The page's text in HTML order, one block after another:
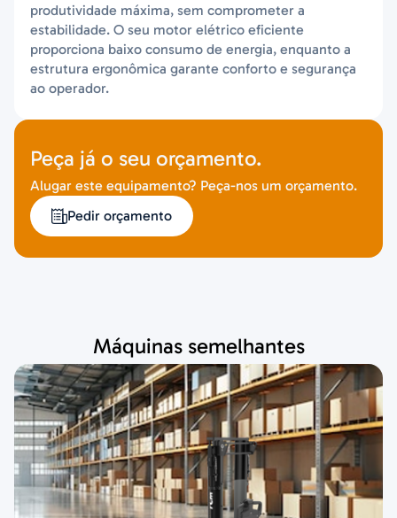
produtividade máxima, sem comprometer a
estabilidade. O seu motor elétrico eficiente
proporciona baixo consumo de energia, enquanto a
estrutura ergonômica garante conforto e segurança
ao operador.
Peça já o seu orçamento.
Alugar este equipamento? Peça-nos um orçamento.
Pedir orçamento
Máquinas semelhantes